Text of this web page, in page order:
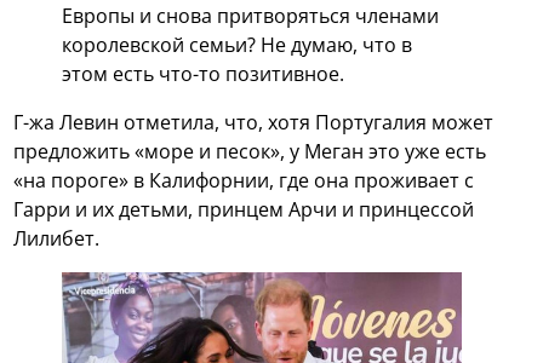
Европы и снова притворяться членами
королевской семьи? Не думаю, что в
этом есть что-то позитивное.
Г-жа Левин отметила, что, хотя Португалия может
предложить «море и песок», у Меган это уже есть
«на пороге» в Калифорнии, где она проживает с
Гарри и их детьми, принцем Арчи и принцессой
Лилибет.